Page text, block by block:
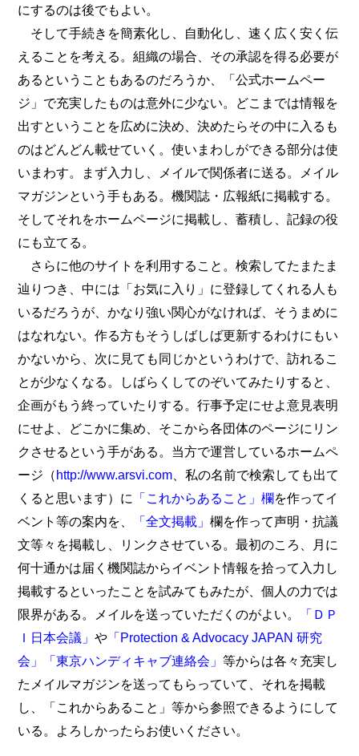
にするのは後でもよい。
そして手続きを簡素化し、自動化し、速く広く安く伝
えることを考える。組織の場合、その承認を得る必要が
あるということもあるのだろうか、「公式ホームペー
ジ」で充実したものは意外に少ない。どこまでは情報を
出すということを広めに決め、決めたらその中に入るも
のはどんどん載せていく。使いまわしができる部分は使
いまわす。まず入力し、メイルで関係者に送る。メイル
マガジンという手もある。機関誌・広報紙に掲載する。
そしてそれをホームページに掲載し、蓄積し、記録の役
にも立てる。
さらに他のサイトを利用すること。検索してたまたま
辿りつき、中には「お気に入り」に登録してくれる人も
いるだろうが、かなり強い関心がなければ、そうまめに
はなれない。作る方もそうしばしば更新するわけにもい
かないから、次に見ても同じかというわけで、訪れるこ
とが少なくなる。しばらくしてのぞいてみたりすると、
企画がもう終っていたりする。行事予定にせよ意見表明
にせよ、どこかに集め、そこから各団体のページにリン
クさせるという手がある。当方で運営しているホームペ
ージ（ http://www.arsvi.com 、私の名前で検索しても出て
くると思います）に
「これからあること」欄を作ってイ
ベント等の案内を、
「全文掲載」欄を作って声明・抗議
文等々を掲載し、リンクさせている。最初のころ、月に
何十通かは届く機関誌からイベント情報を拾って入力し
掲載するといったことを試みてもみたが、個人の力では
限界がある。メイルを送っていただくのがよい。
「ＤＰ
Ｉ日本会議」や 「Protection & Advocacy JAPAN 研究
会」
「東京ハンディキャブ連絡会」等からは各々充実し
たメイルマガジンを送ってもらっていて、それを掲載
し、「これからあること」等から参照できるようにして
いる。よろしかったらお使いください。